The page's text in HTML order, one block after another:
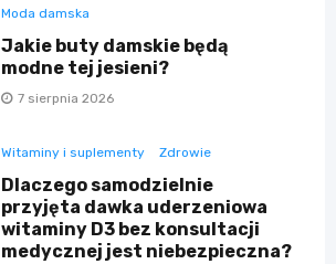
Moda damska
Jakie buty damskie będą
modne tej jesieni?
7 sierpnia 2026
Witaminy i suplementy Zdrowie
Dlaczego samodzielnie
przyjęta dawka uderzeniowa
witaminy D3 bez konsultacji
medycznej jest niebezpieczna?